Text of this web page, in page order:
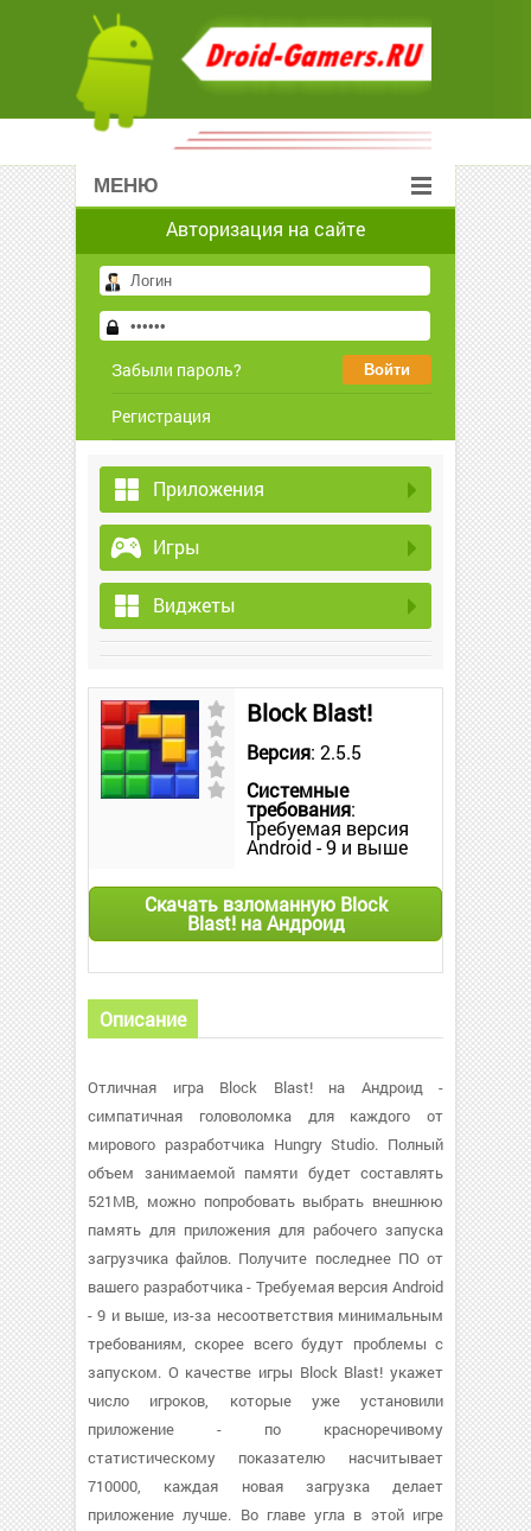
МЕНЮ
Авторизация на сайте
Забыли пароль?
Регистрация
Приложения
Игры
Виджеты
Block Blast!
Версия: 2.5.5
Системные
требования:
Требуемая версия
Android - 9 и выше
Скачать взломанную Block
Blast! на Андроид
Описание
Отличная игра Block Blast! на Андроид -
симпатичная головоломка для каждого от
мирового разработчика Hungry Studio. Полный
объем занимаемой памяти будет составлять
521MB, можно попробовать выбрать внешнюю
память для приложения для рабочего запуска
загрузчика файлов. Получите последнее ПО от
вашего разработчика - Требуемая версия Android
- 9 и выше, из-за несоответствия минимальным
требованиям, скорее всего будут проблемы с
запуском. О качестве игры Block Blast! укажет
число игроков, которые уже установили
приложение - по красноречивому
статистическому показателю насчитывает
710000, каждая новая загрузка делает
приложение лучше. Во главе угла в этой игре